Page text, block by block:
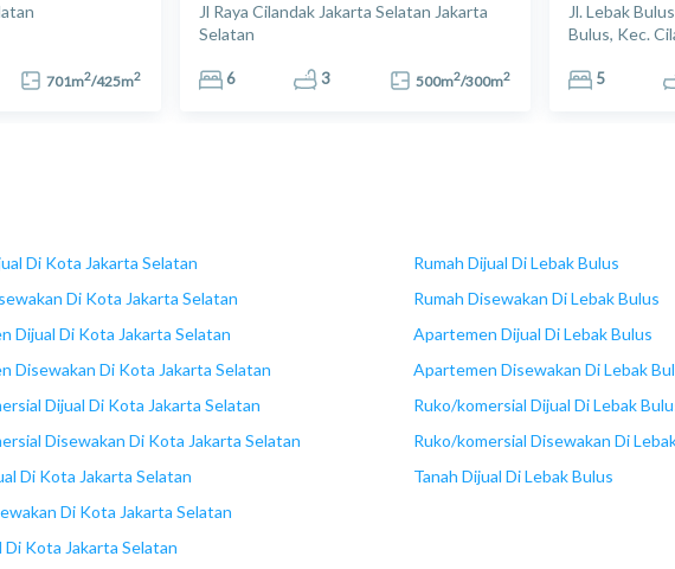
701m2/425m2
Jl Raya Cilandak Jakarta Selatan Jakarta
Selatan
6 3 500m2/300m2
Jl. Lebak
Bulus, Kec.
Indonesia
5
Di Kota Jakarta Selatan
Di Kota Jakarta Selatan
Dijual Di Kota Jakarta Selatan
Disewakan Di Kota Jakarta Selatan
Dijual Di Kota Jakarta Selatan
Disewakan Di Kota Jakarta Selatan
Di Kota Jakarta Selatan
Di Kota Jakarta Selatan
Di Kota Jakarta Selatan
Rumah Dijual Di Lebak Bulus
Rumah Disewakan Di Lebak Bulus
Apartemen Dijual Di Lebak Bulus
Apartemen Disewakan Di Lebak
Ruko/komersial Dijual Di Lebak
Ruko/komersial Disewakan Di
Tanah Dijual Di Lebak Bulus